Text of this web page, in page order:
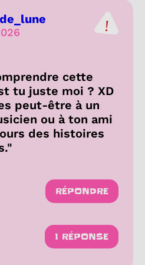
cette
tu juste moi ? XD
peut-être à un
ou à ton ami
des histoires
les réactions
RÉPONDRE
1 RÉPONSE